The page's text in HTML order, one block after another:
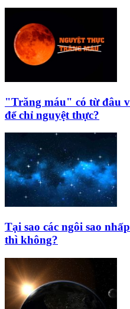
"Trăng máu" có từ đâu
để chỉ nguyệt thực?
Tại sao các ngôi sao
thì không?